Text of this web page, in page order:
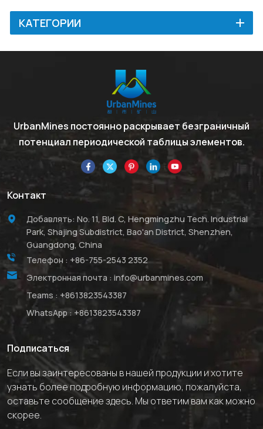
КАТЕГОРИИ
UrbanMines постоянно раскрывает безграничный
потенциал периодической таблицы элементов.
Контакт
Добавлять: No. 11, Bld. C, Hengmingzhu Tech. Industrial
Park, Shajing Subdistrict, Bao'an District, Shenzhen,
Guangdong, China
Телефон : +86-755-2543 2352
Электронная почта : info@urbanmines.com
Teams : +8613823543387
WhatsApp : +8613823543387
Подписаться
Если вы заинтересованы в нашей продукции и хотите
узнать более подробную информацию, пожалуйста,
оставьте сообщение здесь. Мы ответим вам как можно
скорее.